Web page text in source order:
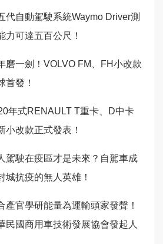
代自動駕駛系統Waymo Driver測
力可達五百公尺！
磨一劍！VOLVO FM、FH小改款
首發！
年式RENAULT T重卡、D中卡
小改款正式發表！
駕駛在疫區才是未來？自駕車成
城抗疫的無人英雄！
產官學研能量為運輸頭家發聲！
民國商用車技術發展協會發起人